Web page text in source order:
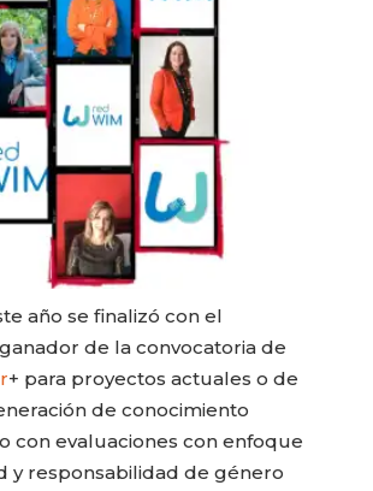
año se finalizó con el
de la convocatoria de
+ para proyectos actuales o de
de conocimiento
con evaluaciones con enfoque
y responsabilidad de género